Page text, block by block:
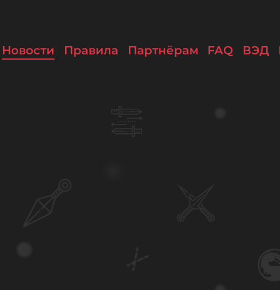
Новости Правила Партнёрам FAQ ВЭД